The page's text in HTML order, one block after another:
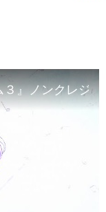
』ノンクレジ